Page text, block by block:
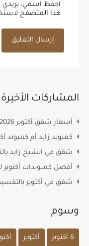
احفظ اسمي، بريدي
هذا المتصفح
المشاركات الأخيرة
أسعار شقق أكتوبر 2026 حسب المنطقة: كيف تقارن قبل الشراء؟
كمبوند زايد أم كمبوند
شقق في الشيخ زايد
أفضل كمبوندات أكتوبر
شقق في أكتوبر
وسوم
6 أكتوبر أكتوبر